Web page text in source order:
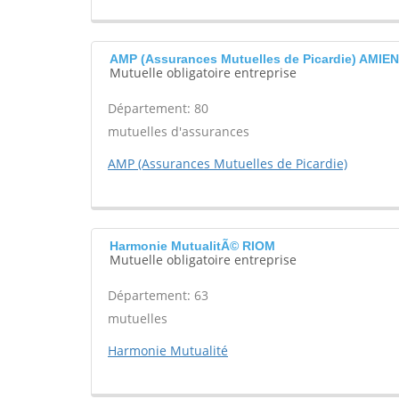
AMP (Assurances Mutuelles de Picardie)
Mutuelle obligatoire entreprise
Département: 80
mutuelles d'assurances
AMP (Assurances Mutuelles de Picardie)
Harmonie MutualitÃ© RIOM
Mutuelle obligatoire entreprise
Département: 63
mutuelles
Harmonie Mutualité